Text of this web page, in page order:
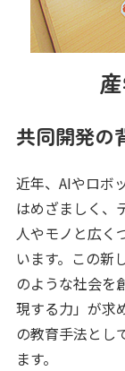
共同開発の
近年、AIやロボ
はめざましく、
人やモノと広く
います。この新
のような社会を
現する力」が求
の教育手法とし
ます。